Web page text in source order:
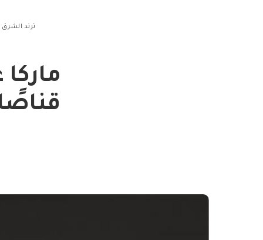
ترند الشرق